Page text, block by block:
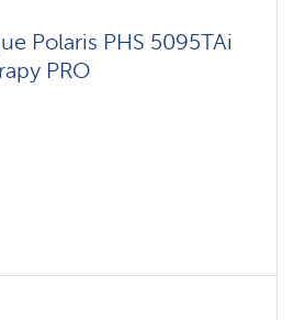
Polaris PHS 5095TAi
PRO